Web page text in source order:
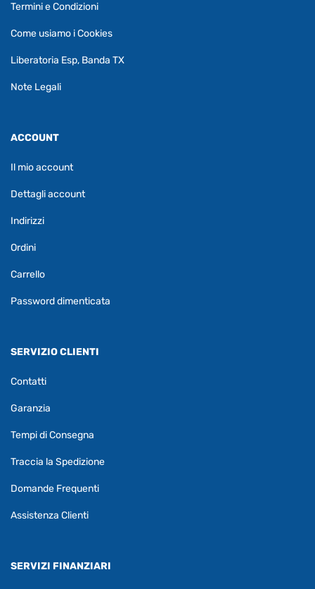
Termini e Condizioni
Come usiamo i Cookies
Liberatoria Esp, Banda TX
Note Legali
ACCOUNT
Il mio account
Dettagli account
Indirizzi
Ordini
Carrello
Password dimenticata
SERVIZIO CLIENTI
Contatti
Garanzia
Tempi di Consegna
Traccia la Spedizione
Domande Frequenti
Assistenza Clienti
SERVIZI FINANZIARI